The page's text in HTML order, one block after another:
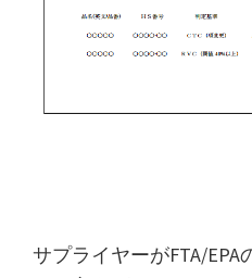
サプライヤーがFTA/